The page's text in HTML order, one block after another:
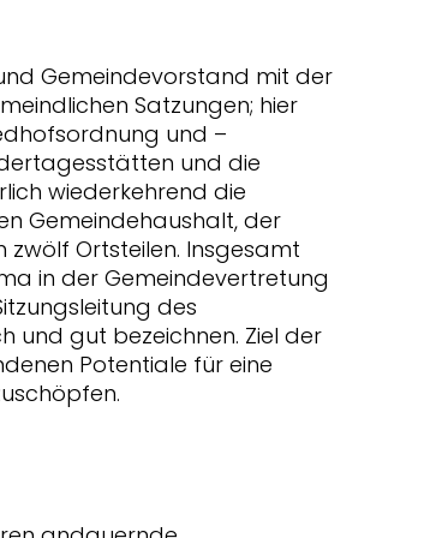
Gemeindevorstand mit der
Satzungen; hier
und –
und die
wiederkehrend die
Gemeindehaushalt, der
zwölf Ortsteilen. Insgesamt
in der Gemeindevertretung
des
und gut bezeichnen. Ziel der
Potentiale für eine